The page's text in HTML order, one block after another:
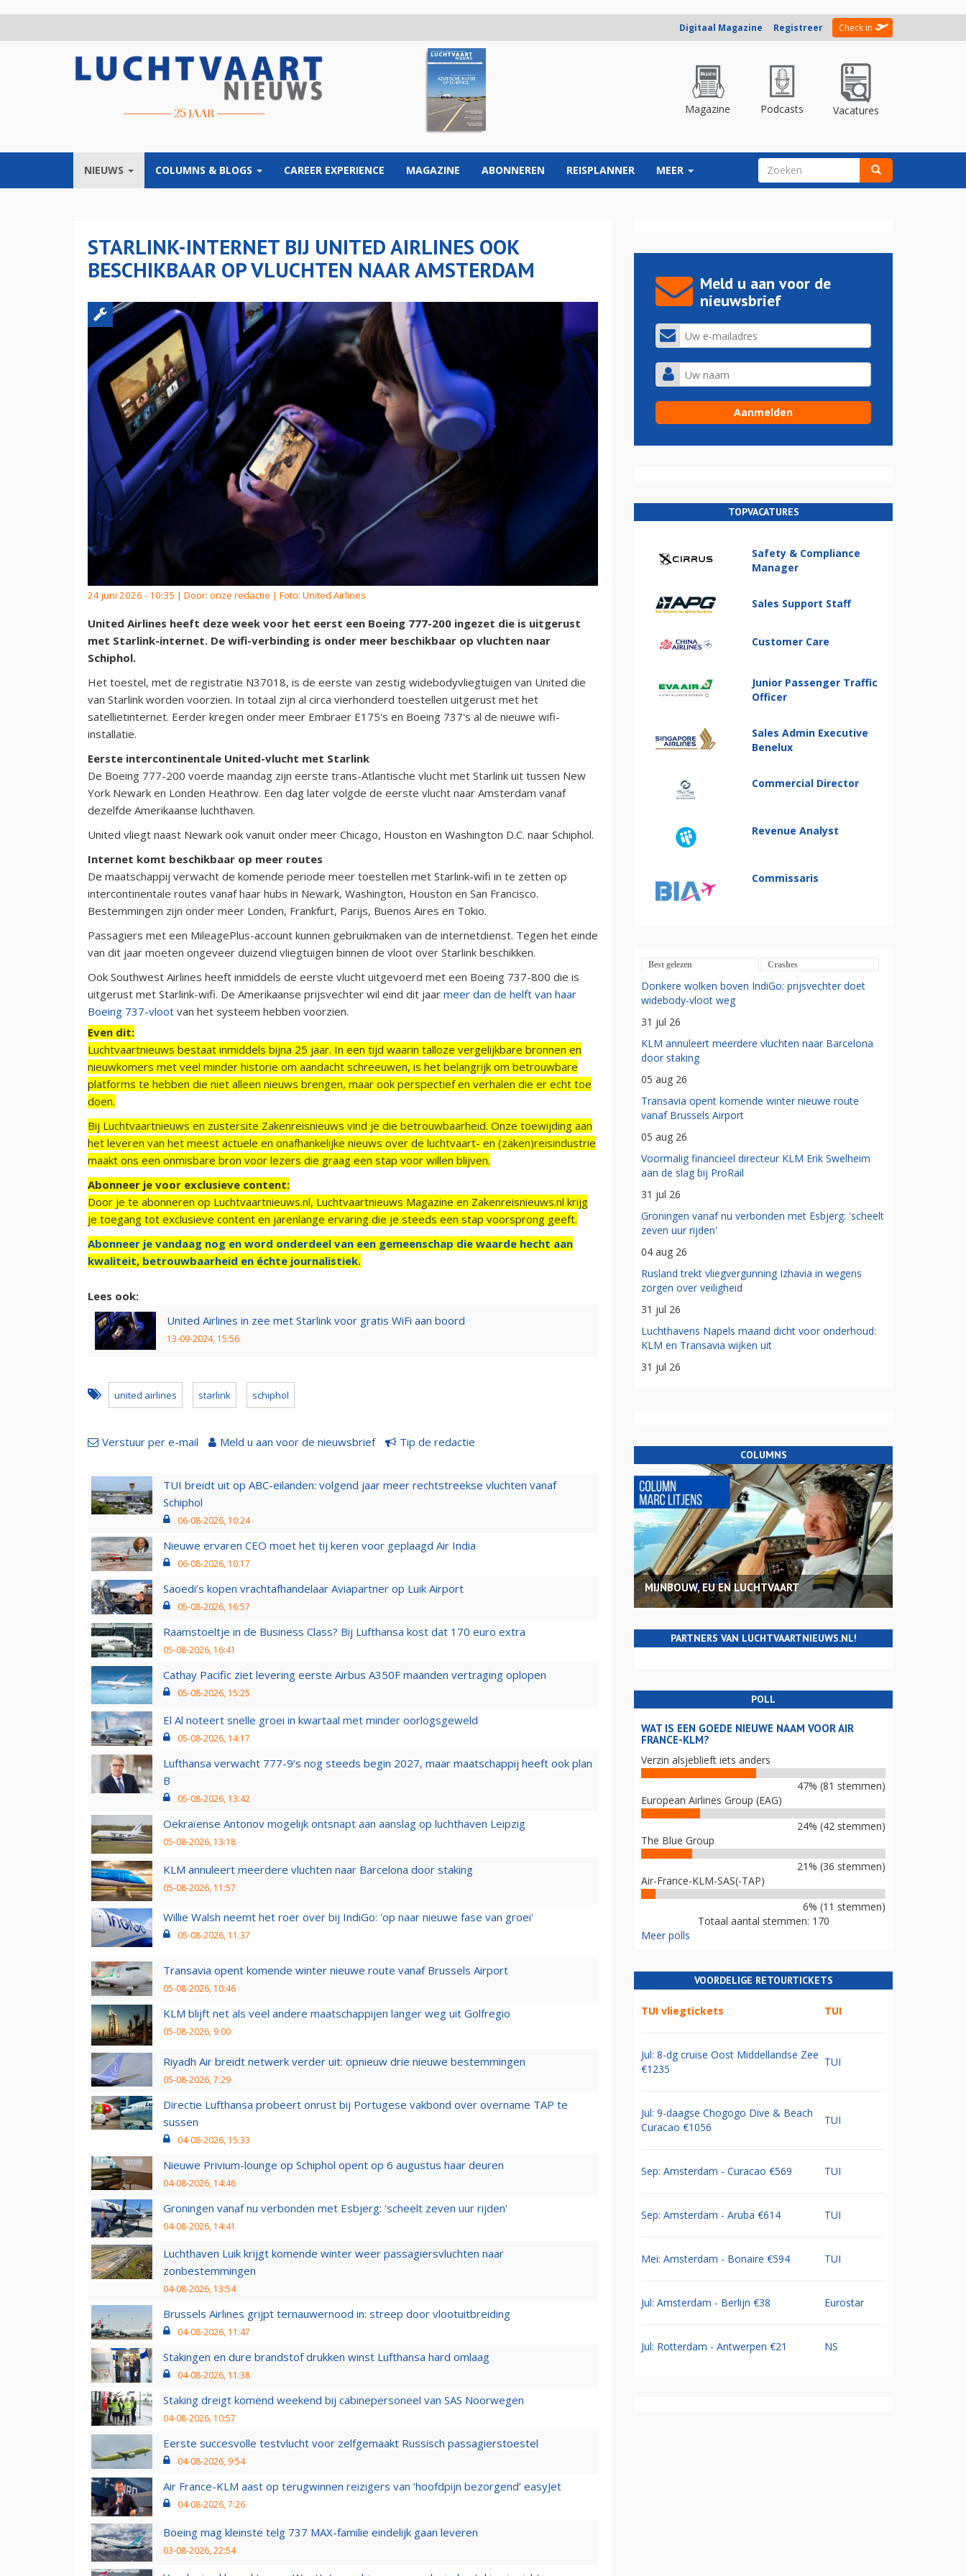
Digitaal Magazine Registreer Check in
Magazine Podcasts Vacatures
NIEUWS COLUMNS & BLOGS CAREER EXPERIENCE MAGAZINE ABONNEREN REISPLANNER MEER ZOEKVELD
STARLINK-INTERNET BIJ UNITED AIRLINES OOK
BESCHIKBAAR OP VLUCHTEN NAAR AMSTERDAM
24 juni 2026 - 10:35 | Door: onze redactie | Foto: United Airlines
United Airlines heeft deze week voor het eerst een Boeing 777-200 ingezet die is uitgerust
met Starlink-internet. De wifi-verbinding is onder meer beschikbaar op vluchten naar
Schiphol.
Het toestel, met de registratie N37018, is de eerste van zestig widebodyvliegtuigen van United die
van Starlink worden voorzien. In totaal zijn al circa vierhonderd toestellen uitgerust met het
satellietinternet. Eerder kregen onder meer Embraer E175's en Boeing 737's al de nieuwe wifi-
installatie.
Eerste intercontinentale United-vlucht met Starlink
De Boeing 777-200 voerde maandag zijn eerste trans-Atlantische vlucht met Starlink uit tussen New
York Newark en Londen Heathrow. Een dag later volgde de eerste vlucht naar Amsterdam vanaf
dezelfde Amerikaanse luchthaven.
United vliegt naast Newark ook vanuit onder meer Chicago, Houston en Washington D.C. naar Schiphol.
Internet komt beschikbaar op meer routes
De maatschappij verwacht de komende periode meer toestellen met Starlink-wifi in te zetten op
intercontinentale routes vanaf haar hubs in Newark, Washington, Houston en San Francisco.
Bestemmingen zijn onder meer Londen, Frankfurt, Parijs, Buenos Aires en Tokio.
Passagiers met een MileagePlus-account kunnen gebruikmaken van de internetdienst. Tegen het einde
van dit jaar moeten ongeveer duizend vliegtuigen binnen de vloot over Starlink beschikken.
Ook Southwest Airlines heeft inmiddels de eerste vlucht uitgevoerd met een Boeing 737-800 die is
uitgerust met Starlink-wifi. De Amerikaanse prijsvechter wil eind dit jaar meer dan de helft van haar
Boeing 737-vloot van het systeem hebben voorzien.
Even dit:
Luchtvaartnieuws bestaat inmiddels bijna 25 jaar. In een tijd waarin talloze vergelijkbare bronnen en
nieuwkomers met veel minder historie om aandacht schreeuwen, is het belangrijk om betrouwbare
platforms te hebben die niet alleen nieuws brengen, maar ook perspectief en verhalen die er echt toe
doen.
Bij Luchtvaartnieuws en zustersite Zakenreisnieuws vind je die betrouwbaarheid. Onze toewijding aan
het leveren van het meest actuele en onafhankelijke nieuws over de luchtvaart- en (zaken)reisindustrie
maakt ons een onmisbare bron voor lezers die graag een stap voor willen blijven.
Abonneer je voor exclusieve content:
Door je te abonneren op Luchtvaartnieuws.nl, Luchtvaartnieuws Magazine en Zakenreisnieuws.nl krijg
je toegang tot exclusieve content en jarenlange ervaring die je steeds een stap voorsprong geeft.
Abonneer je vandaag nog en word onderdeel van een gemeenschap die waarde hecht aan
kwaliteit, betrouwbaarheid en échte journalistiek.
Lees ook:
United Airlines in zee met Starlink voor gratis WiFi aan boord
13-09-2024, 15:56
united airlines starlink schiphol
Verstuur per e-mail Meld u aan voor de nieuwsbrief Tip de redactie
TUI breidt uit op ABC-eilanden: volgend jaar meer rechtstreekse vluchten vanaf
Schiphol
06-08-2026, 10:24
Nieuwe ervaren CEO moet het tij keren voor geplaagd Air India
06-08-2026, 10:17
Saoedi’s kopen vrachtafhandelaar Aviapartner op Luik Airport
05-08-2026, 16:57
Raamstoeltje in de Business Class? Bij Lufthansa kost dat 170 euro extra
05-08-2026, 16:41
Cathay Pacific ziet levering eerste Airbus A350F maanden vertraging oplopen
05-08-2026, 15:25
El Al noteert snelle groei in kwartaal met minder oorlogsgeweld
05-08-2026, 14:17
Lufthansa verwacht 777-9’s nog steeds begin 2027, maar maatschappij heeft ook plan
B
05-08-2026, 13:42
Oekraïense Antonov mogelijk ontsnapt aan aanslag op luchthaven Leipzig
05-08-2026, 13:18
KLM annuleert meerdere vluchten naar Barcelona door staking
05-08-2026, 11:57
Willie Walsh neemt het roer over bij IndiGo: 'op naar nieuwe fase van groei'
05-08-2026, 11:37
Transavia opent komende winter nieuwe route vanaf Brussels Airport
05-08-2026, 10:46
KLM blijft net als veel andere maatschappijen langer weg uit Golfregio
05-08-2026, 9:00
Riyadh Air breidt netwerk verder uit: opnieuw drie nieuwe bestemmingen
05-08-2026, 7:29
Directie Lufthansa probeert onrust bij Portugese vakbond over overname TAP te
sussen
04-08-2026, 15:33
Nieuwe Privium-lounge op Schiphol opent op 6 augustus haar deuren
04-08-2026, 14:46
Groningen vanaf nu verbonden met Esbjerg: 'scheelt zeven uur rijden'
04-08-2026, 14:41
Luchthaven Luik krijgt komende winter weer passagiersvluchten naar
zonbestemmingen
04-08-2026, 13:54
Brussels Airlines grijpt ternauwernood in: streep door vlootuitbreiding
04-08-2026, 11:47
Stakingen en dure brandstof drukken winst Lufthansa hard omlaag
04-08-2026, 11:38
Staking dreigt komend weekend bij cabinepersoneel van SAS Noorwegen
04-08-2026, 10:57
Eerste succesvolle testvlucht voor zelfgemaakt Russisch passagierstoestel
04-08-2026, 9:54
Air France-KLM aast op terugwinnen reizigers van ‘hoofdpijn bezorgend’ easyJet
04-08-2026, 7:26
Boeing mag kleinste telg 737 MAX-familie eindelijk gaan leveren
03-08-2026, 22:54
Meld u aan voor de
nieuwsbrief
TOPVACATURES
Safety & Compliance
Manager
Sales Support Staff
Customer Care
Junior Passenger Traffic
Officer
Sales Admin Executive
Benelux
Commercial Director
Revenue Analyst
Commissaris
Best gelezen Crashes
Donkere wolken boven IndiGo: prijsvechter doet
widebody-vloot weg
31 jul 26
KLM annuleert meerdere vluchten naar Barcelona
door staking
05 aug 26
Transavia opent komende winter nieuwe route
vanaf Brussels Airport
05 aug 26
Voormalig financieel directeur KLM Erik Swelheim
aan de slag bij ProRail
31 jul 26
Groningen vanaf nu verbonden met Esbjerg: 'scheelt
zeven uur rijden'
04 aug 26
Rusland trekt vliegvergunning Izhavia in wegens
zorgen over veiligheid
31 jul 26
Luchthavens Napels maand dicht voor onderhoud:
KLM en Transavia wijken uit
31 jul 26
COLUMNS
MIJNBOUW, EU EN LUCHTVAART
PARTNERS VAN LUCHTVAARTNIEUWS.NL!
POLL
WAT IS EEN GOEDE NIEUWE NAAM VOOR AIR
FRANCE-KLM?
Verzin alsjeblieft iets anders
47% (81 stemmen)
European Airlines Group (EAG)
24% (42 stemmen)
The Blue Group
21% (36 stemmen)
Air-France-KLM-SAS(-TAP)
6% (11 stemmen)
Totaal aantal stemmen: 170
Meer polls
VOORDELIGE RETOURTICKETS
TUI vliegtickets TUI
Jul: 8-dg cruise Oost Middellandse Zee
€1235
TUI
Jul: 9-daagse Chogogo Dive & Beach
Curacao €1056
TUI
Sep: Amsterdam - Curacao €569 TUI
Sep: Amsterdam - Aruba €614 TUI
Mei: Amsterdam - Bonaire €594 TUI
Jul: Amsterdam - Berlijn €38 Eurostar
Jul: Rotterdam - Antwerpen €21 NS